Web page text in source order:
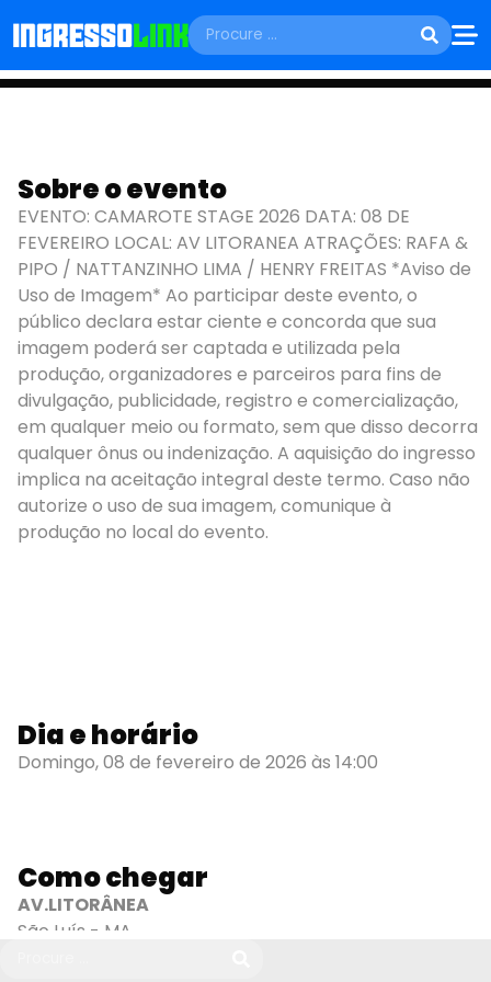
DOMINGO, 08 DE FEVEREIRO
CAMAROTE STAGE
São Luís - MA
Sobre o evento
EVENTO: CAMAROTE STAGE 2026 DATA: 08 DE
FEVEREIRO LOCAL: AV LITORANEA ATRAÇÕES: RAFA &
PIPO / NATTANZINHO LIMA / HENRY FREITAS *Aviso de
Uso de Imagem* Ao participar deste evento, o
público declara estar ciente e concorda que sua
imagem poderá ser captada e utilizada pela
produção, organizadores e parceiros para fins de
divulgação, publicidade, registro e comercialização,
em qualquer meio ou formato, sem que disso decorra
qualquer ônus ou indenização. A aquisição do ingresso
implica na aceitação integral deste termo. Caso não
autorize o uso de sua imagem, comunique à
produção no local do evento.
Dia e horário
Domingo, 08 de fevereiro de 2026 às 14:00
Como chegar
AV.LITORÂNEA
São Luís - MA